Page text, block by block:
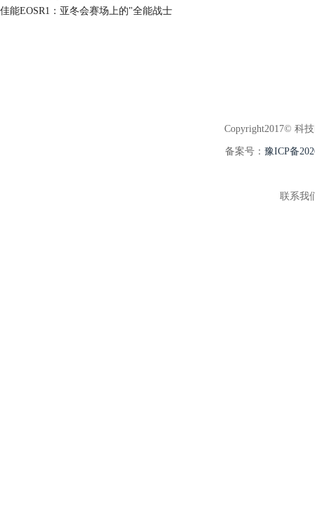
佳能EOSR1：亚冬会赛场上的"全能战士
Copyright2017© 科
备案号： 豫ICP备
联系我